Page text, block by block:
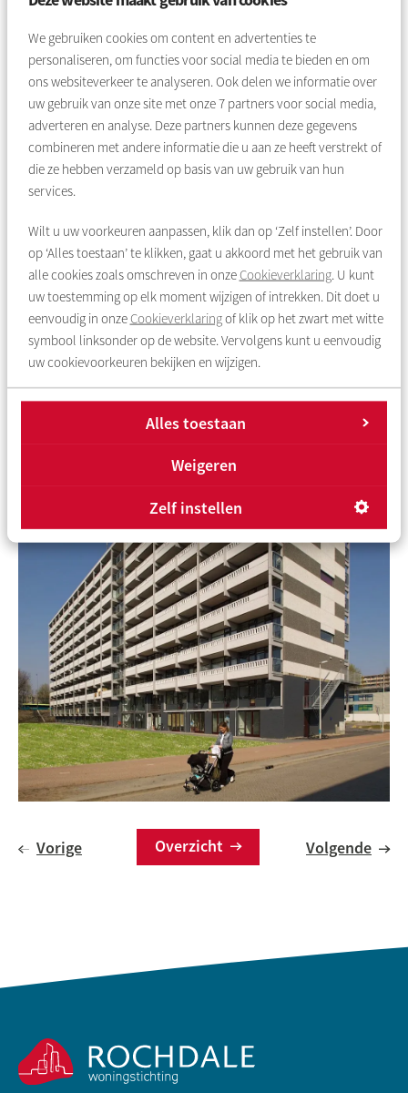
We gebruiken cookies om content en advertenties te
personaliseren, om functies voor social media te bieden en om
ons websiteverkeer te analyseren. Ook delen we informatie over
uw gebruik van onze site met onze7 partners voor social media,
adverteren en analyse. Deze partners kunnen deze gegevens
combineren met andere informatie die u aan ze heeft verstrekt of
die ze hebben verzameld op basis van uw gebruik van hun
services.
Wilt u uw voorkeuren aanpassen, klik dan op ‘Zelf instellen’. Door
op ‘Alles toestaan’ te klikken, gaat u akkoord met het gebruik van
alle cookies zoals omschreven in onze Cookieverklaring. U kunt
uw toestemming op elk moment wijzigen of intrekken. Dit doet u
eenvoudig in onze Cookieverklaringof klik op het zwart met witte
symbool linksonder op de website. Vervolgens kunt u eenvoudig
uw cookievoorkeuren bekijken en wijzigen.
Alles toestaan
Weigeren
Zelf instellen
vinden van een vervolgplek. De begeleiding van VIA is op
maat en kanop-en afgeschaald worden waar nodig.
Gebiedsgericht samenwerken
Het project sluit aan bij de nieuwbouwplannen vanRochdale
direct naastEchtenstein. Hier wordt samen met het ROC een
hybride leeromgeving gerealiseerd met leer-werkplekken. Ook
uit onderwijs, werk en wonen om buurten waar dat nodig is te
versterken. Dit willen we bereiken door met elkaar (integraal)
en gebiedsgericht samen te werken. Het woonconcept in
Echtensteinsluit daar heel goed op aan.
Volgende
Overzicht
Vorige